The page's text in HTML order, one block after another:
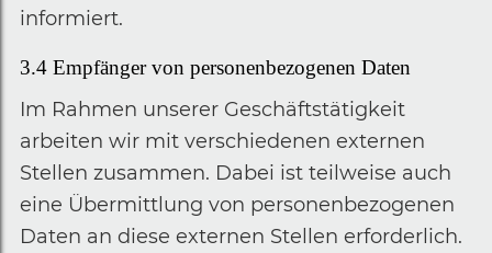
informiert.
3.4 Empfänger von personenbezogenen Daten
Im Rahmen unserer Geschäftstätigkeit
arbeiten wir mit verschiedenen externen
Stellen zusammen. Dabei ist teilweise auch
eine Übermittlung von personenbezogenen
Daten an diese externen Stellen erforderlich.